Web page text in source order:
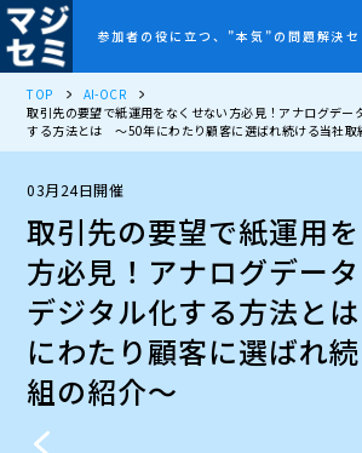
参加者の役に立つ、”本気”の問題解決セ
TOP
AI-OCR
取引先の要望で紙運用をなくせない方必見！アナログデー
する方法とは ～50年にわたり顧客に選ばれ続ける当社取
03月24日開催
取引先の要望で紙運用
方必見！アナログデー
デジタル化する方法と
にわたり顧客に選ばれ
組の紹介～